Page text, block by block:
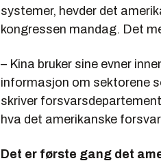
systemer, hevder det
kongressen mandag. Det
– Kina bruker sine evner
informasjon om sektorene
skriver
hva det amerikanske
Det er første gang det